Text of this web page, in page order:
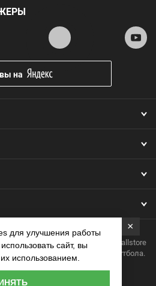
на
Интернет-магазин Footballstore
бутс, мячей и одежды для футбола.
×
для улучшения работы
сайт, вы
использованием.